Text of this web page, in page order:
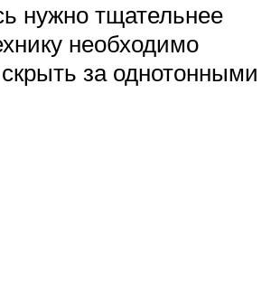
нужно тщательнее
необходимо
за однотонными